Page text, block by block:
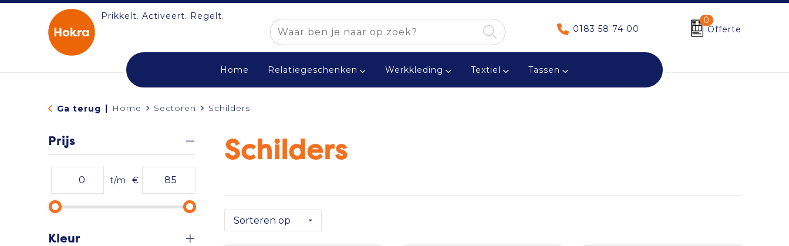
Prikkelt. Activeert. Regelt.
0183 58 74 00
0
Offerte
Home Relatiegeschenken Werkkleding Textiel Tassen
Ga terug | Home Sectoren Schilders
Prijs
t/m €
Kleur
Schilders